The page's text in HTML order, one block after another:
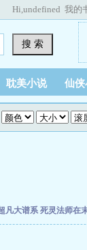
Hi,undefined 我的
搜 索
耽美小说 仙侠
凡大谱系 死灵法师在